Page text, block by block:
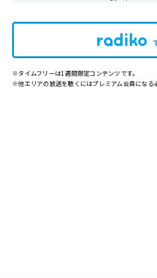
※タイムフリーは1週間限定コンテンツです。
※他エリアの放送を聴くにはプレミアム会員になる